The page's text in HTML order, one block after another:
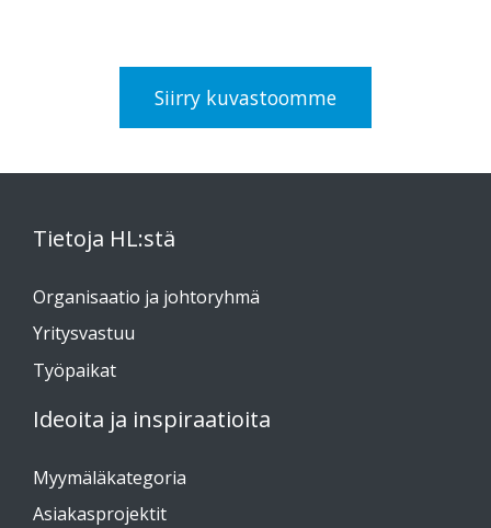
Siirry kuvastoomme
Tietoja HL:stä
Organisaatio ja johtoryhmä
Yritysvastuu
Työpaikat
Ideoita ja inspiraatioita
Myymäläkategoria
Asiakasprojektit